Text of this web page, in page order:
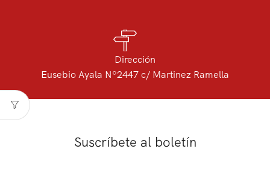
Dirección
Eusebio Ayala Nº2447 c/ Martinez Ramella
Suscríbete al boletín